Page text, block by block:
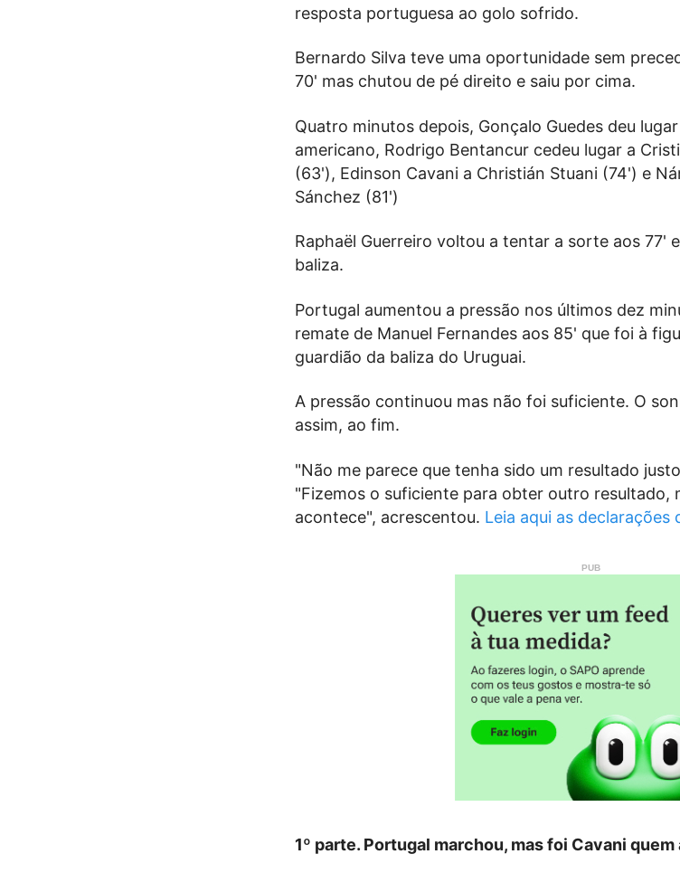
resposta portuguesa ao golo sofrido.
Bernardo Silva teve uma oportunidade sem
70' mas chutou de pé direito e saiu por cima.
Quatro minutos depois, Gonçalo Guedes deu
americano, Rodrigo Bentancur cedeu lugar a
(63'), Edinson Cavani a Christián Stuani (74') e
Sánchez (81')
Raphaël Guerreiro voltou a tentar a sorte aos 77'
baliza.
Portugal aumentou a pressão nos últimos dez
remate de Manuel Fernandes aos 85' que foi à
guardião da baliza do Uruguai.
A pressão continuou mas não foi suficiente. O
assim, ao fim.
"Não me parece que tenha sido um resultado
"Fizemos o suficiente para obter outro resultado,
acontece", acrescentou. Leia aqui as declarações
1º parte. Portugal marchou, mas foi Cavani